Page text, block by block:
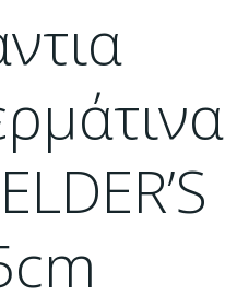
πολλαπλές
παραλλαγές.
επιλογές
μπορούν
να
επιλεγούν
σελίδα
του